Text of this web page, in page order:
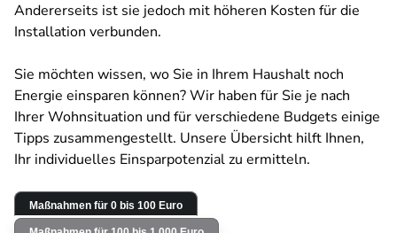
Andererseits ist sie jedoch mit höheren Kosten für die
Installation verbunden.
Sie möchten wissen, wo Sie in Ihrem Haushalt noch
Energie einsparen können? Wir haben für Sie je nach
Ihrer Wohnsituation und für verschiedene Budgets einige
Tipps zusammengestellt. Unsere Übersicht hilft Ihnen,
Ihr individuelles Einsparpotenzial zu ermitteln.
Maßnahmen für 0 bis 100 Euro